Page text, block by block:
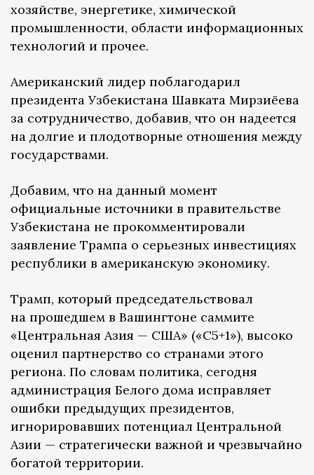
хозяйстве, энергетике, химической
промышленности, области информационных
технологий и прочее.
Американский лидер поблагодарил
президента Узбекистана Шавката Мирзиёева
за сотрудничество, добавив, что он надеется
на долгие и плодотворные отношения между
государствами.
Добавим, что на данный момент
официальные источники в правительстве
Узбекистана не прокомментировали
заявление Трампа о серьезных инвестициях
республики в американскую экономику.
Трамп, который председательствовал
на прошедшем в Вашингтоне саммите
«Центральная Азия — США» («С5+1»), высоко
оценил партнерство со странами этого
региона. По словам политика, сегодня
администрация Белого дома исправляет
ошибки предыдущих президентов,
игнорировавших потенциал Центральной
Азии — стратегически важной и чрезвычайно
богатой территории.